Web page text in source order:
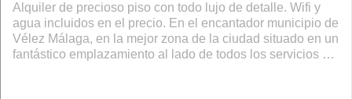
Alquiler de precioso piso con todo lujo de detalle. Wifi y
agua incluidos en el precio. En el encantador municipio de
Vélez Málaga, en la mejor zona de la ciudad situado en un
fantástico emplazamiento al lado de todos los servicios y